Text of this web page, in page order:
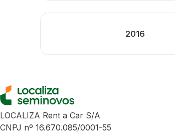
2016
LOCALIZA Rent a Car S/A
CNPJ nº 16.670.085/0001-55